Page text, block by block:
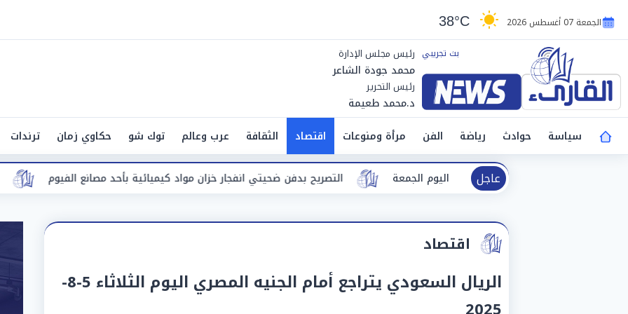
الجمعة 07 أغسطس 2026 38°C
رئيس مجلس الإدارة
محمد جودة الشاعر
رئيس التحرير
د.محمد طعيمة
سياسة
حوادث رياضة الفن مرأة ومنوعات اقتصاد الثقافة عرب وعالم توك شو حكاوي زمان ترندات
عاجل
الرئيس السيسي يودع التصريح بدفن ضحيتي انفجار خزان مواد كيميائية بأحد مصانع الفيوم الجوية اليوم الجمعة
اقتصاد
الريال السعودي يتراجع أمام الجنيه المصري اليوم الثلاثاء 5-8-